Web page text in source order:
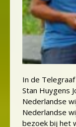
In de
Stan Huygens
Nederlandse
Nederlandse
bezoek bij het